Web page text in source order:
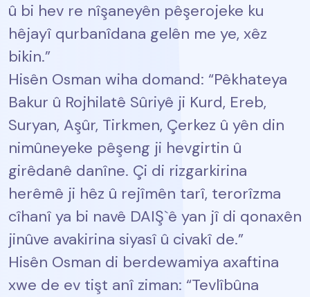
û bi hev re nîşaneyên pêşerojeke ku
hêjayî qurbanîdana gelên me ye, xêz
bikin.”
Hisên Osman wiha domand: “Pêkhateya
Bakur û Rojhilatê Sûriyê ji Kurd, Ereb,
Suryan, Aşûr, Tirkmen, Çerkez û yên din
nimûneyeke pêşeng ji hevgirtin û
girêdanê danîne. Çi di rizgarkirina
herêmê ji hêz û rejîmên tarî, terorîzma
cîhanî ya bi navê DAIŞ`ê yan jî di qonaxên
jinûve avakirina siyasî û civakî de.”
Hisên Osman di berdewamiya axaftina
xwe de ev tişt anî ziman: “Tevlîbûna